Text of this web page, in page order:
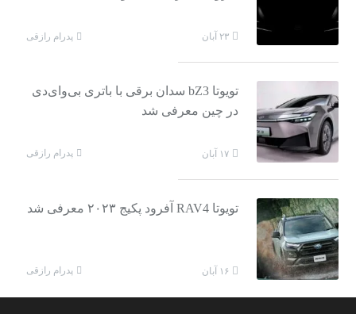
۲۳ آبان پدرام رازقی
تویوتا bZ3 سدان برقی با باتری بی‌وای‌دی
در چین معرفی شد
۱۷ آبان پدرام رازقی
تویوتا RAV4 آفرود پکیج ۲۰۲۳ معرفی شد
۱۶ آبان پدرام رازقی